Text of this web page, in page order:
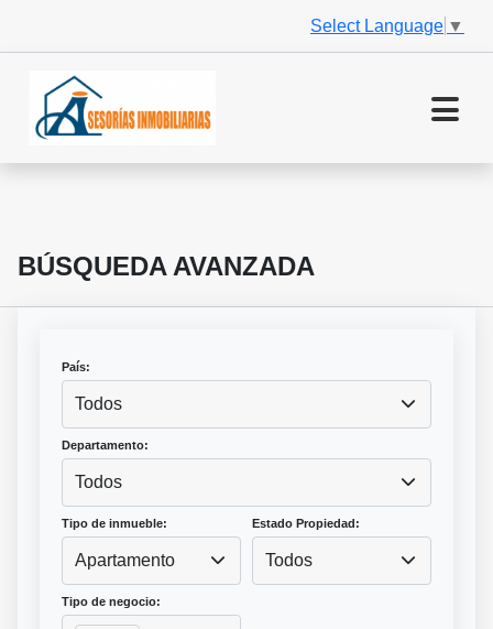
Select Language ▼
BÚSQUEDA AVANZADA
País:
Todos
Departamento:
Todos
Tipo de inmueble:
Apartamento
Estado Propiedad:
Todos
Tipo de negocio: